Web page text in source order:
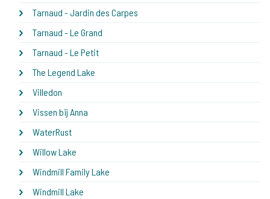
Tarnaud - Jardin des Carpes
Tarnaud - Le Grand
Tarnaud - Le Petit
The Legend Lake
Villedon
Vissen bij Anna
WaterRust
Willow Lake
Windmill Family Lake
Windmill Lake